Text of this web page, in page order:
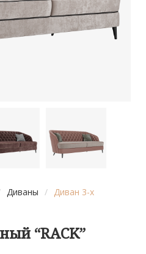
Диваны / Диван 3-х
“RACK”